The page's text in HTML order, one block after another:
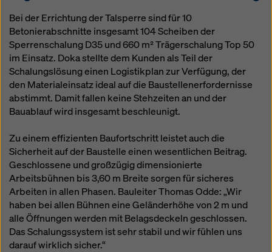
Bei der Errichtung der Talsperre sind für 10
Betonierabschnitte insgesamt 104 Scheiben der
Sperrenschalung D35 und 660 m² Trägerschalung Top 50
im Einsatz. Doka stellte dem Kunden als Teil der
Schalungslösung einen Logistikplan zur Verfügung, der
den Materialeinsatz ideal auf die Baustellenerfordernisse
abstimmt. Damit fallen keine Stehzeiten an und der
Bauablauf wird insgesamt beschleunigt.
Zu einem effizienten Baufortschritt leistet auch die
Sicherheit auf der Baustelle einen wesentlichen Beitrag.
Geschlossene und großzügig dimensionierte
Arbeitsbühnen bis 3,60 m Breite sorgen für sicheres
Arbeiten in allen Phasen. Bauleiter Thomas Odde: „Wir
haben bei allen Bühnen eine Geländerhöhe von 2 m und
alle Öffnungen werden mit Belagsdeckeln geschlossen.
Das Schalungssystem ist sehr stabil und wir fühlen uns
darauf wirklich sicher.“